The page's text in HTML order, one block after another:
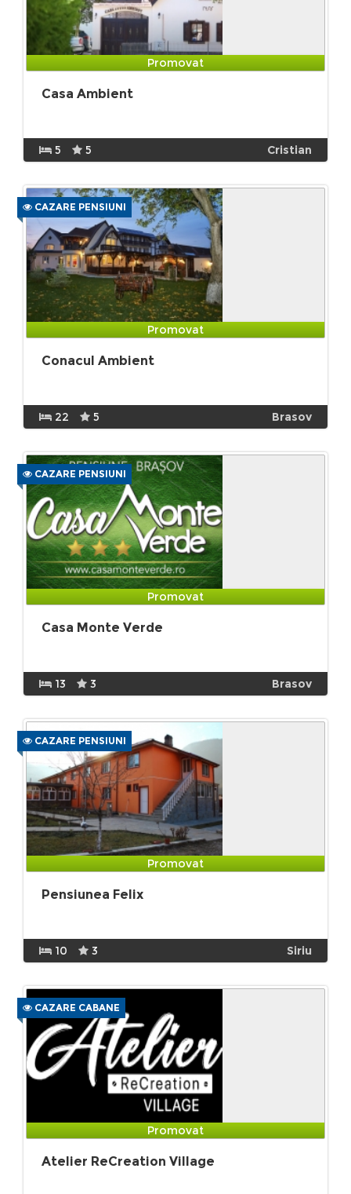
Promovat
Casa Ambient
5 5 Cristian
CAZARE PENSIUNI
Promovat
Conacul Ambient
22 5 Brasov
CAZARE PENSIUNI
Promovat
Casa Monte Verde
13 3 Brasov
CAZARE PENSIUNI
Promovat
Pensiunea Felix
10 3 Siriu
CAZARE CABANE
Promovat
Atelier ReCreation Village